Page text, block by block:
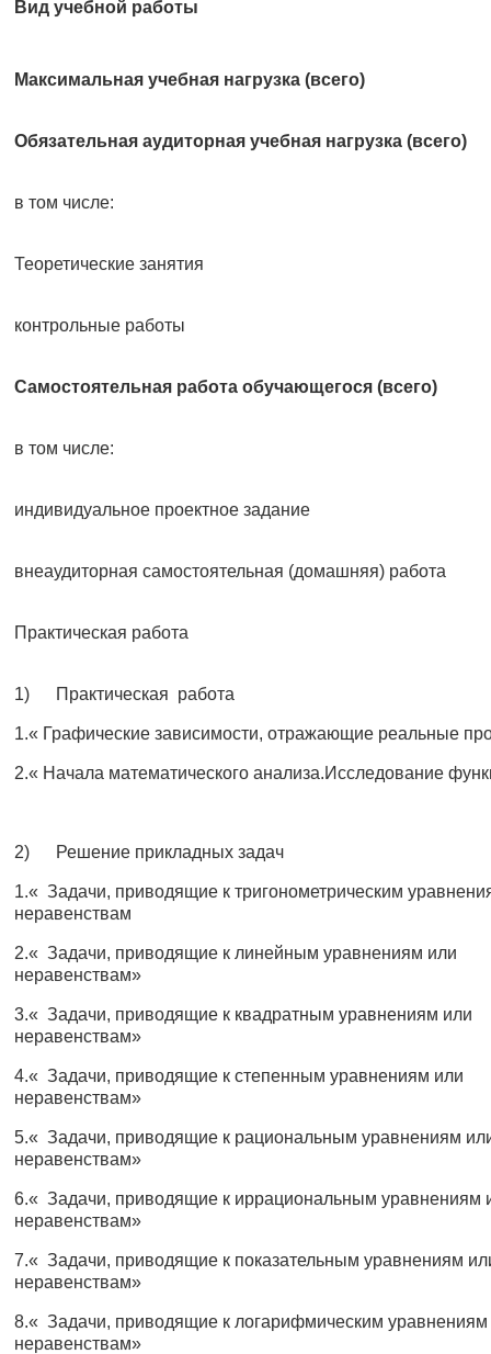
Вид учебной работы
Максимальная учебная нагрузка (всего)
Обязательная аудиторная учебная нагрузка (всего)
в том числе:
Теоретические занятия
контрольные работы
Самостоятельная работа обучающегося (всего)
в том числе:
индивидуальное проектное задание
внеаудиторная самостоятельная (домашняя) работа
Практическая работа
1) Практическая работа
1.« Графические зависимости, отражающие реальные
2.« Начала математического анализа.Исследование
2) Решение прикладных задач
1.« Задачи, приводящие к тригонометрическим
неравенствам
2.« Задачи, приводящие к линейным уравнениям или
неравенствам»
3.« Задачи, приводящие к квадратным уравнениям или
неравенствам»
4.« Задачи, приводящие к степенным уравнениям или
неравенствам»
5.« Задачи, приводящие к рациональным уравнениям
неравенствам»
6.« Задачи, приводящие к иррациональным уравнениям
неравенствам»
7.« Задачи, приводящие к показательным уравнениям
неравенствам»
8.« Задачи, приводящие к логарифмическим уравнениям
неравенствам»